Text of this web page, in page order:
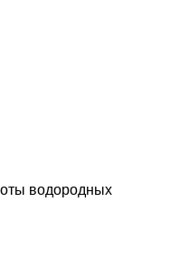
водородных